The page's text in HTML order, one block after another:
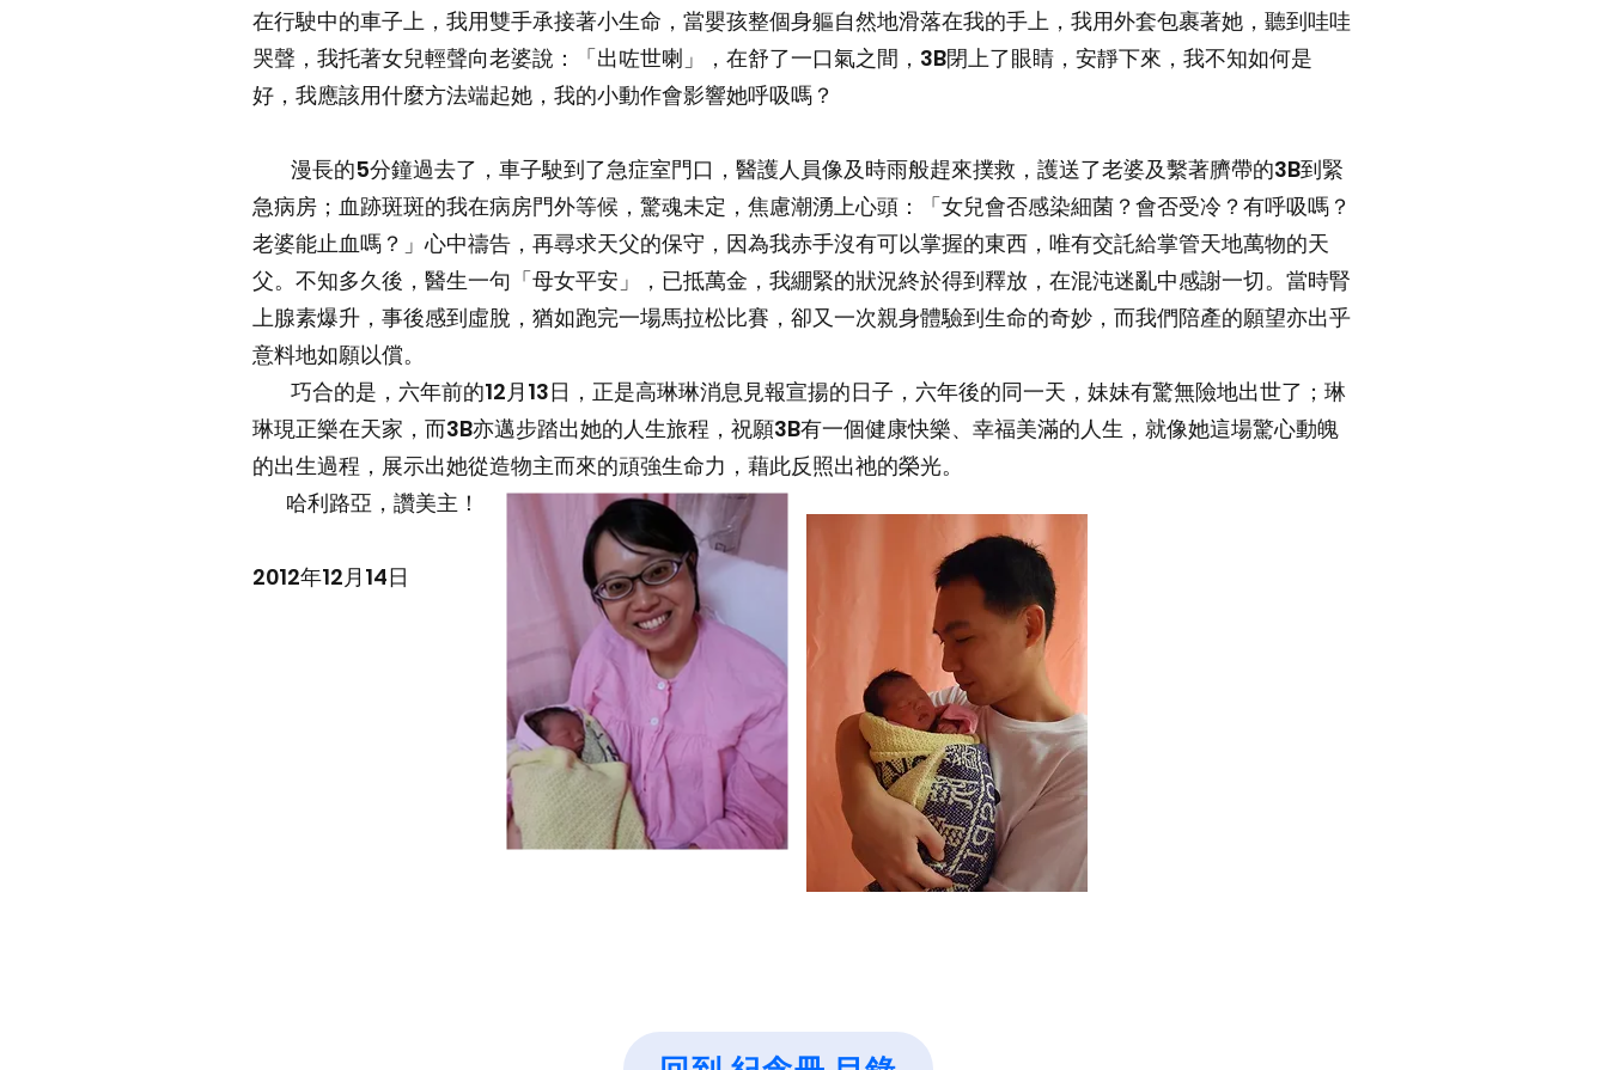
在行駛中的車子上，我用雙手承接著小生命，當嬰孩整個身軀自然地滑落在我的手上，我用外套包裹著她，聽到哇哇
哭聲，我托著女兒輕聲向老婆說：「出咗世喇」，在舒了一口氣之間，3B閉上了眼睛，安靜下來，我不知如何是
好，我應該用什麼方法端起她，我的小動作會影響她呼吸嗎？
漫長的5分鐘過去了，車子駛到了急症室門口，醫護人員像及時雨般趕來撲救，護送了老婆及繫著臍帶的3B到緊
急病房；血跡斑斑的我在病房門外等候，驚魂未定，焦慮潮湧上心頭：「女兒會否感染細菌？會否受冷？有呼吸嗎？
老婆能止血嗎？」心中禱告，再尋求天父的保守，因為我赤手沒有可以掌握的東西，唯有交託給掌管天地萬物的天
父。不知多久後，醫生一句「母女平安」，已抵萬金，我綳緊的狀況終於得到釋放，在混沌迷亂中感謝一切。當時腎
上腺素爆升，事後感到虛脫，猶如跑完一場馬拉松比賽，卻又一次親身體驗到生命的奇妙，而我們陪產的願望亦出乎
意料地如願以償。
巧合的是，六年前的12月13日，正是高琳琳消息見報宣揚的日子，六年後的同一天，妹妹有驚無險地出世了；琳
琳現正樂在天家，而3B亦邁步踏出她的人生旅程，祝願3B有一個健康快樂、幸福美滿的人生，就像她這場驚心動魄
的出生過程，展示出她從造物主而來的頑強生命力，藉此反照出祂的榮光。
哈利路亞，讚美主！
2012年12月14日